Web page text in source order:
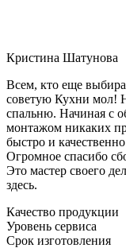
Кристина Шатунова
Всем, кто еще
советую Кухни мол!
спальню. Начиная с
монтажом никаких
быстро и
Огромное спасибо
Это мастер своего
здесь.
Качество продукции
Уровень сервиса
Срок изготовления